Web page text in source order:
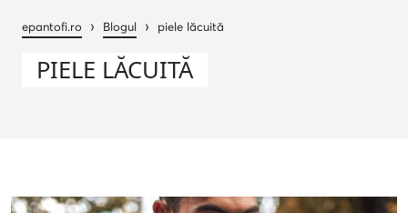
epantofi.ro › Blogul › piele lăcuită
PIELE LĂCUITĂ